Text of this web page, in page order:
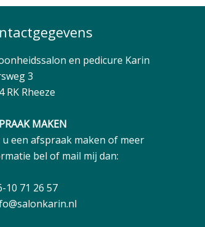
en pedicure Karin
3
RK Rheeze
MAKEN
een afspraak maken of meer
bel of mail mij dan:
10 71 26 57